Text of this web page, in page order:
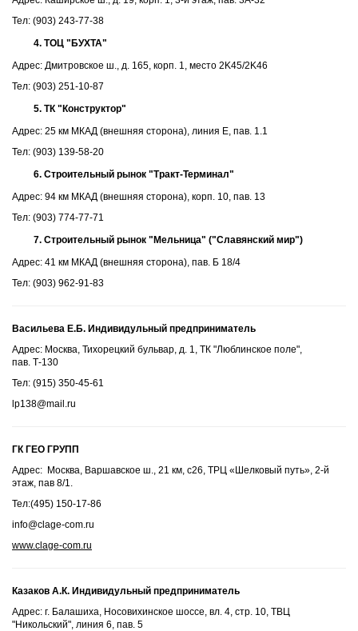
Тел: (903) 243-77-38
ТОЦ "БУХТА"
Адрес: Дмитровское ш., д. 165, корп. 1, место 2K45/2K46
Тел: (903) 251-10-87
ТК "Конструктор"
Адрес: 25 км МКАД (внешняя сторона), линия Е, пав. 1.1
Тел: (903) 139-58-20
Строительный рынок "Тракт-Терминал"
Адрес: 94 км МКАД (внешняя сторона), корп. 10, пав. 13
Тел: (903) 774-77-71
Строительный рынок "Мельница" ("Славянский мир")
Адрес: 41 км МКАД (внешняя сторона), пав. Б 18/4
Тел: (903) 962-91-83
Васильева Е.Б. Индивидульный предприниматель
Адрес: Москва, Тихорецкий бульвар, д. 1, ТК "Люблинское поле",
пав. Т-130
Тел: (915) 350-45-61
lp138@mail.ru
ГК ГЕО ГРУПП
Адрес: Москва, Варшавское ш., 21 км, с26, ТРЦ «Шелковый путь», 2-й
этаж, пав 8/1.
Тел:(495) 150-17-86
info@clage-com.ru
www.clage-com.ru
Казаков А.К. Индивидульный предприниматель
Адрес: г. Балашиха, Носовихинское шоссе, вл. 4, стр. 10, ТВЦ
"Никольский", линия 6, пав. 5